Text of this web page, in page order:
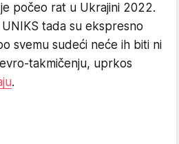
počeo rat u Ukrajini 2022.
tada su ekspresno
svemu sudeći neće ih biti ni
takmičenju, uprkos
.